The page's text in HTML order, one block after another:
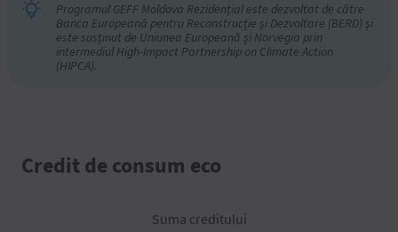
Programul GEFF Moldova Rezidențial este dezvoltat de către
Banca Europeană pentru Reconstrucție și Dezvoltare (BERD) și
este susținut de Uniunea Europeană și Norvegia prin
intermediul High-Impact Partnership on Climate Action
(HIPCA).
Credit de consum eco
Suma creditului